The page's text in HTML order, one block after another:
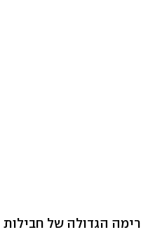
הערימה הגדולה של